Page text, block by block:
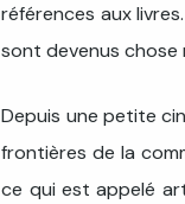
références aux
sont devenus chose
Depuis une petite
frontières de la
ce qui est appelé